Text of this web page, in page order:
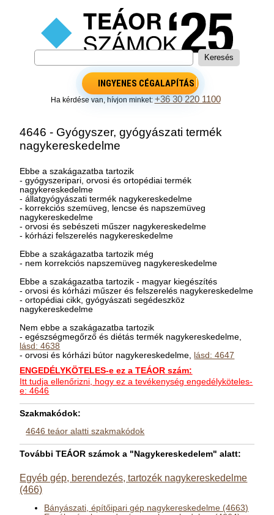
INGYENES CÉGALAPÍTÁS
Ha kérdése van, hívjon minket:+36 30 220 1100
4646 - Gyógyszer, gyógyászati termék
nagykereskedelme
Ebbe a szakágazatba tartozik
- gyógyszeripari, orvosi és ortopédiai termék
nagykereskedelme
- állatgyógyászati termék nagykereskedelme
- korrekciós szemüveg, lencse és napszemüveg
nagykereskedelme
- orvosi és sebészeti műszer nagykereskedelme
- kórházi felszerelés nagykereskedelme
Ebbe a szakágazatba tartozik még
- nem korrekciós napszemüveg nagykereskedelme
Ebbe a szakágazatba tartozik - magyar kiegészítés
- orvosi és kórházi műszer és felszerelés nagykereskedelme
- ortopédiai cikk, gyógyászati segédeszköz
nagykereskedelme
Nem ebbe a szakágazatba tartozik
- egészségmegőrző és diétás termék nagykereskedelme,
lásd: 4638
- orvosi és kórházi bútor nagykereskedelme, lásd: 4647
ENGEDÉLYKÖTELES-e ez a TEÁOR szám:
Itt tudja ellenőrizni, hogy ez a tevékenység engedélyköteles-
e: 4646
Szakmakódok:
4646 teáor alatti szakmakódok
További TEÁOR számok a "Nagykereskedelem" alatt:
Egyéb gép, berendezés, tartozék nagykereskedelme
(466)
Bányászati, építőipari gép nagykereskedelme (4663)